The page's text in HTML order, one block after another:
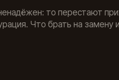
то перестают
Что брать на замену